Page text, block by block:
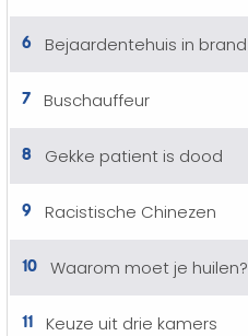
6 Bejaardentehuis in brand
7 Buschauffeur
8 Gekke patient is dood
9 Racistische Chinezen
10 Waarom moet je huilen?
11 Keuze uit drie kamers